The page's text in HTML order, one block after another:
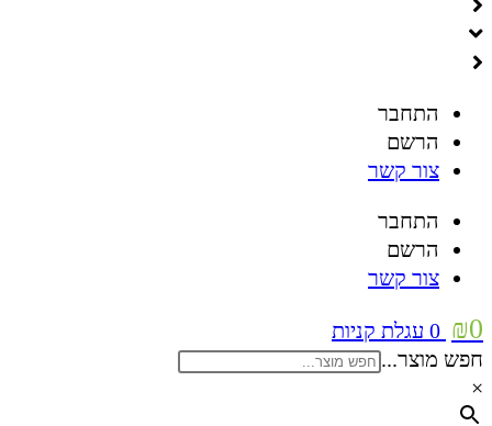
התחבר
הרשם
צור קשר
התחבר
הרשם
צור קשר
₪0
0 עגלת קניות
חפש מוצר...
×